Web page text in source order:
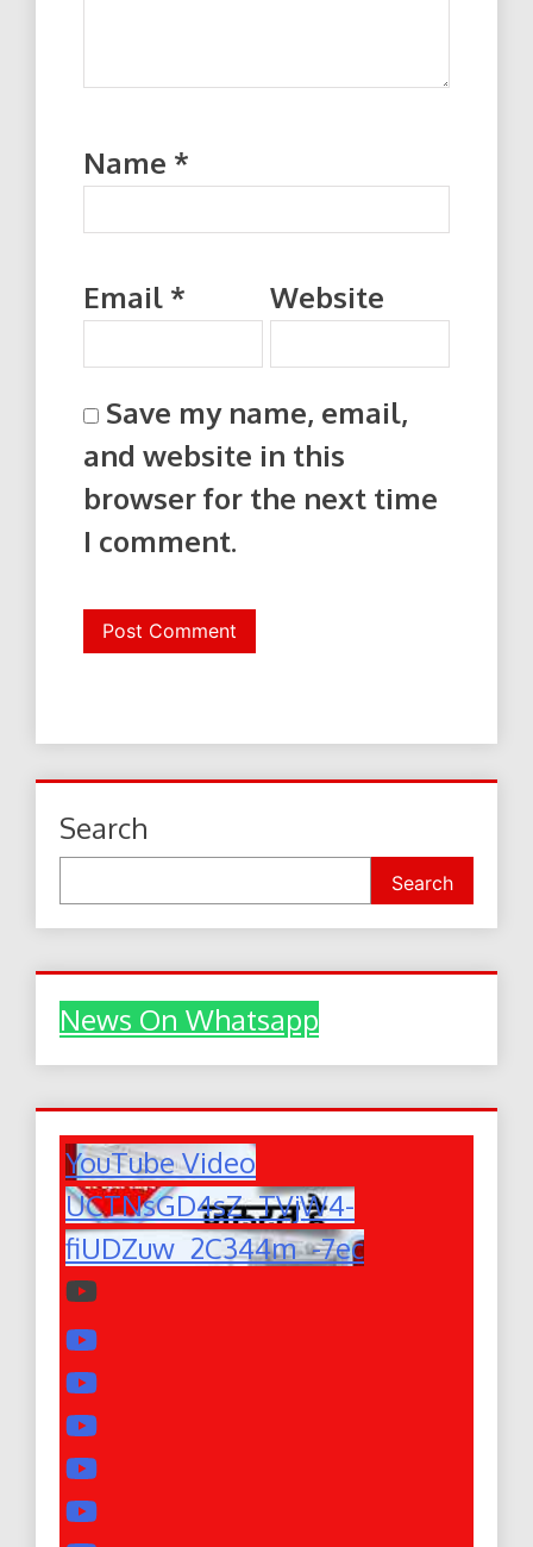
Name *
Email * Website
Save my name, email,
and website in this
browser for the next time
I comment.
Search
Search
News On Whatsapp
YouTube Video
UCTNsGD4sZ_TVjW4-
fiUDZuw_2C344m_-7ec